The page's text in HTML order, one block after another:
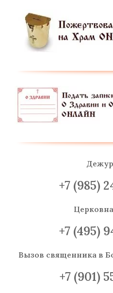
+7 (985)
+7 (495)
Вызов священника в
+7 (901)